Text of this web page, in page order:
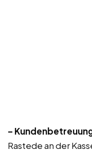
–
Rastede an der